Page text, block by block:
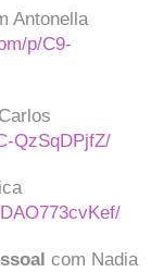
Antonella
p/C9-
QzSqDPjfZ/
com Nadia